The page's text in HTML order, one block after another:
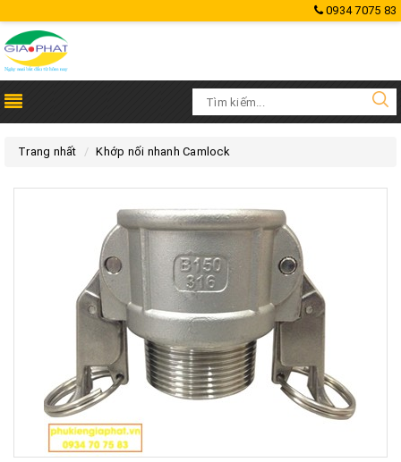
0934 7075 83
Trang nhất Khớp nối nhanh Camlock